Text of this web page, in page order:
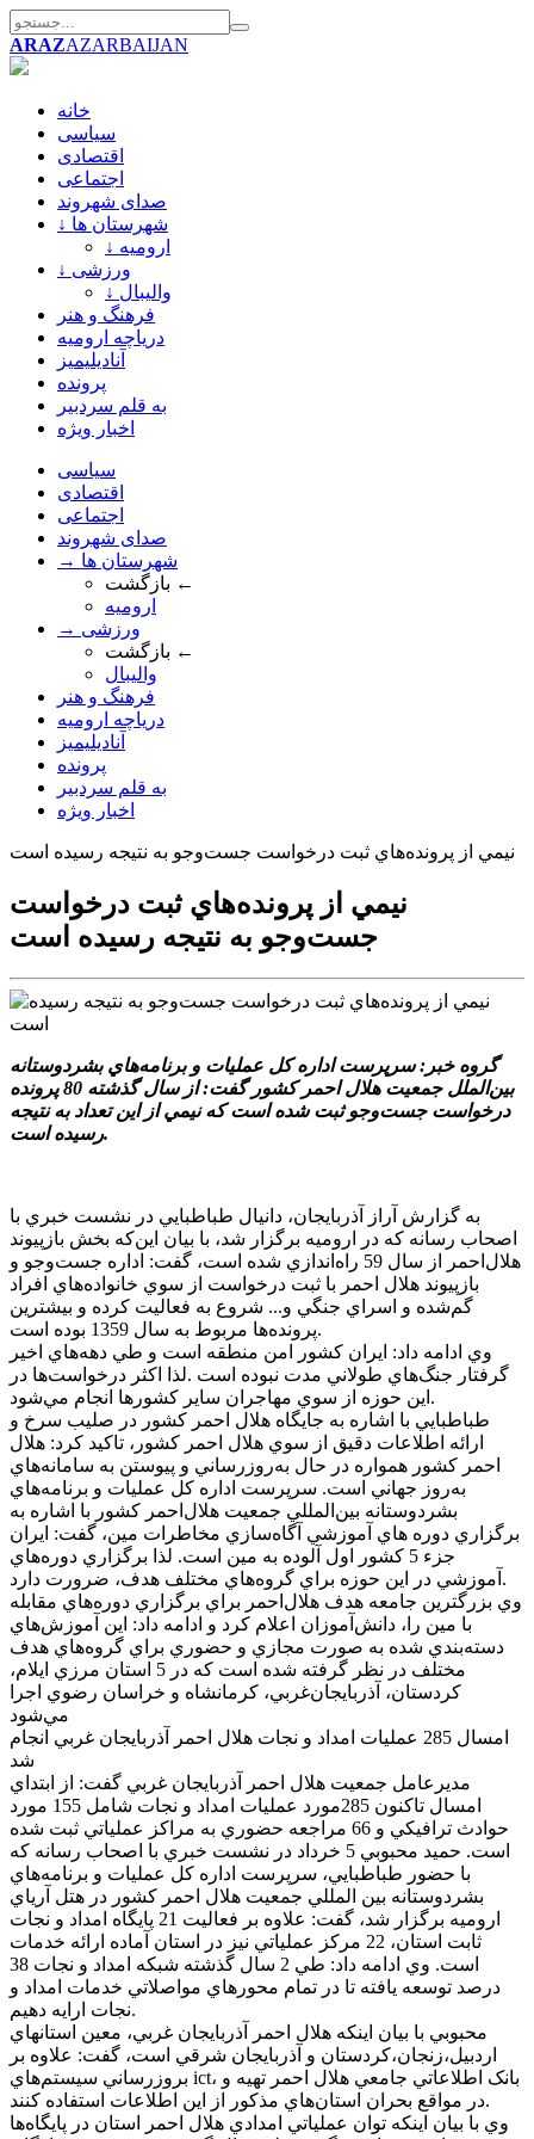
ARAZAZARBAIJAN
خانه
سیاسی
اقتصادی
اجتماعی
صدای شهروند
↓ شهرستان ها
↓ ارومیه
↓ ورزشی
↓ والیبال
فرهنگ و هنر
دریاچه ارومیه
آنادیلیمیز
پرونده
به قلم سردبیر
اخبار ویژه
سیاسی
اقتصادی
اجتماعی
صدای شهروند
→ شهرستان ها
بازگشت ←
ارومیه
→ ورزشی
بازگشت ←
والیبال
فرهنگ و هنر
دریاچه ارومیه
آنادیلیمیز
پرونده
به قلم سردبیر
اخبار ویژه
نيمي از پرونده‌هاي ثبت درخواست جست‌وجو به نتيجه رسيده است
نيمي از پرونده‌هاي ثبت درخواست
جست‌وجو به نتيجه رسيده است
گروه خبر: سرپرست اداره کل عمليات و برنامه‌هاي بشردوستانه
بين‌الملل جمعيت هلال احمر کشور گفت: از سال گذشته 80 پرونده
درخواست جست‌وجو ثبت شده است که نيمي از اين تعداد به نتيجه
رسيده است.
به گزارش آراز آذربايجان، دانيال طباطبايي در نشست خبري با
اصحاب رسانه که در اروميه برگزار شد، با بيان اين‌که بخش بازپيوند
هلال‌احمر از سال 59 راه‌اندازي شده است، گفت: اداره جست‌وجو و
بازپيوند هلال احمر با ثبت درخواست از سوي خانواده‌هاي افراد
گم‌شده و اسراي جنگي و... شروع به فعاليت کرده و بيشترين
پرونده‌ها مربوط به سال 1359 بوده است.
وي ادامه داد: ايران کشور امن منطقه است و طي دهه‌هاي اخير
گرفتار جنگ‌هاي طولاني مدت نبوده است .لذا اکثر درخواست‌ها در
اين حوزه از سوي مهاجران ساير کشورها انجام مي‌شود.
طباطبايي با اشاره به جايگاه هلال احمر کشور در صليب سرخ و
ارائه اطلاعات دقيق از سوي هلال احمر کشور، تاکيد کرد: هلال
احمر کشور همواره در حال به‌روزرساني و پيوستن به سامانه‌هاي
به‌روز جهاني است. سرپرست اداره کل عمليات و برنامه‌هاي
بشردوستانه بين‌المللي جمعيت هلال‌احمر کشور با اشاره به
برگزاري دوره هاي آموزشي آگاه‌سازي مخاطرات مين، گفت: ايران
جزء 5 کشور اول آلوده به مين است. لذا برگزاري دوره‌هاي
آموزشي در اين حوزه براي گروه‌هاي مختلف هدف، ضرورت دارد.
وي بزرگترين جامعه هدف هلال‌احمر براي برگزاري دوره‌هاي مقابله
با مين را، دانش‌آموزان اعلام کرد و ادامه داد: اين آموزش‌هاي
دسته‌بندي شده به صورت مجازي و حضوري براي گروه‌هاي هدف
مختلف در نظر گرفته شده است که در 5 استان مرزي ايلام،
کردستان، آذربايجان‌غربي، کرمانشاه و خراسان رضوي اجرا
مي‌شود
امسال 285 عمليات امداد و نجات هلال احمر آذربايجان غربي انجام
شد
مديرعامل جمعيت هلال احمر آذربايجان غربي گفت: از ابتداي
امسال تاکنون 285مورد عمليات امداد و نجات شامل 155 مورد
حوادث ترافيکي و 66 مراجعه حضوري به مراکز عملياتي ثبت شده
است. حميد محبوبي 5 خرداد در نشست خبري با اصحاب رسانه که
با حضور طباطبايي، سرپرست اداره کل عمليات و برنامه‌هاي
بشردوستانه بين المللي جمعيت هلال احمر کشور در هتل آرياي
اروميه برگزار شد، گفت: علاوه بر فعاليت 21 پايگاه امداد و نجات
ثابت استان، 22 مرکز عملياتي نيز در استان آماده ارائه خدمات
است. وي ادامه داد: طي 2 سال گذشته شبکه امداد و نجات 38
درصد توسعه يافته تا در تمام محورهاي مواصلاتي خدمات امداد و
نجات ارايه دهيم.
محبوبي با بيان اينکه هلال احمر آذربايجان غربي، معين استانهاي
اردبيل،زنجان،کردستان و آذربايجان شرقي است، گفت: علاوه بر
بروزرساني سيستم‌هاي ict، بانک اطلاعاتي جامعي هلال احمر تهيه و
در مواقع بحران استان‌هاي مذکور از اين اطلاعات استفاده کنند.
وي با بيان اينکه توان عملياتي امدادي هلال احمر استان در پايگاه‌ها